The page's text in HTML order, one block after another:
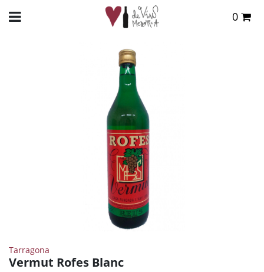
0
VER CESTA
Tarragona
Vermut Rofes Blanc